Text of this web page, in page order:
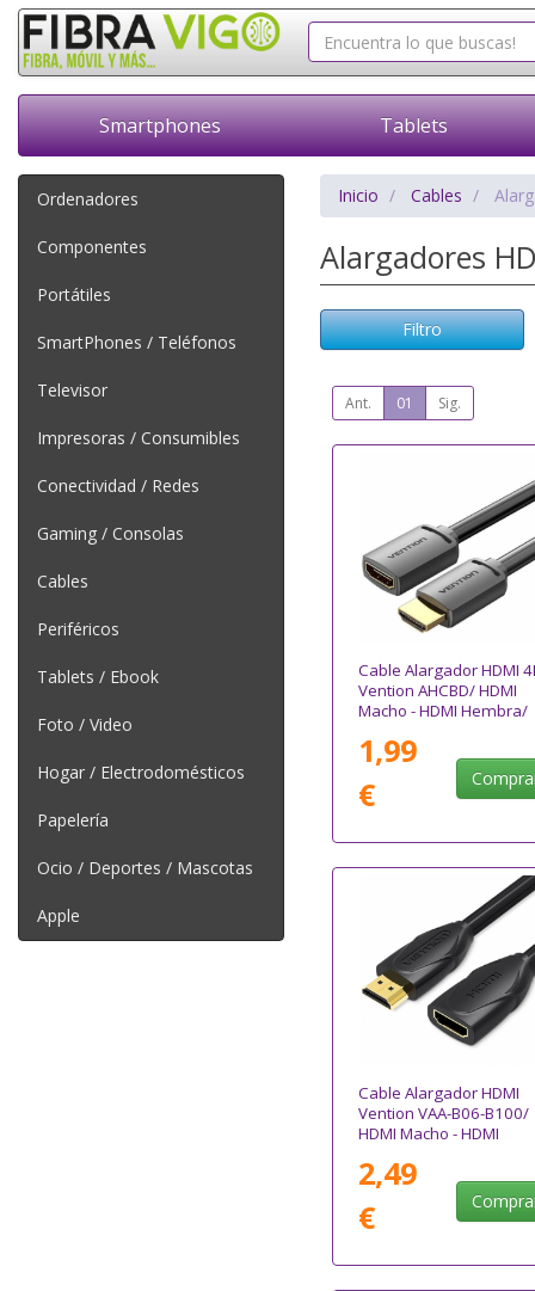
Smartphones Tablets
Ordenadores
Componentes
Portátiles
SmartPhones / Teléfonos
Televisor
Impresoras / Consumibles
Conectividad / Redes
Gaming / Consolas
Cables
Periféricos
Tablets / Ebook
Foto / Video
Hogar / Electrodomésticos
Papelería
Ocio / Deportes / Mascotas
Apple
Inicio Cables
Alargadores
Filtro
Ant. 01 Sig.
Cable Alargador HDMI
Vention AHCBD/ HDMI
Macho - HDMI Hembra/
1,99
€
Cable Alargador HDMI
Vention VAA-B06-B100/
HDMI Macho - HDMI
2,49
€